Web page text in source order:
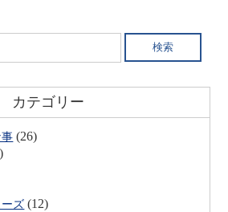
カテゴリー
(26)
ズ (12)